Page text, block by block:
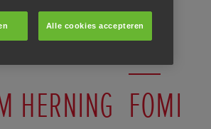
HERNING FOMI
Alle cookies accepteren